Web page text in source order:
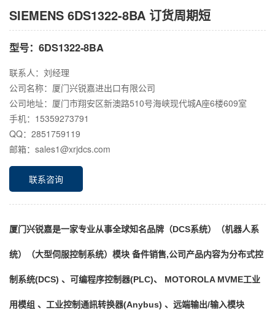
SIEMENS 6DS1322-8BA 订货周期短
型号：6DS1322-8BA
联系人：刘经理
公司名称：厦门兴锐嘉进出口有限公司
公司地址：厦门市翔安区新澳路510号海峡现代城A座6楼609室
手机：15359273791
QQ：2851759119
邮箱：sales1@xrjdcs.com
联系咨询
厦门兴锐嘉是一家专业从事全球知名品牌（DCS系统）（机器人系
统）（大型伺服控制系统）模块 备件销售,公司产品内容为分布式控
制系统(DCS) 、可编程序控制器(PLC)、 MOTOROLA MVME工业
用模组 、工业控制通訊转换器(Anybus) 、远端输出/输入模块